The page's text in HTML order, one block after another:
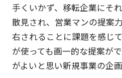
手くいかず、移転企業にそ
散見され、営業マンの提案
右されることに課題を感じ
が使っても画一的な提案が
がよいと思い新規事業の企